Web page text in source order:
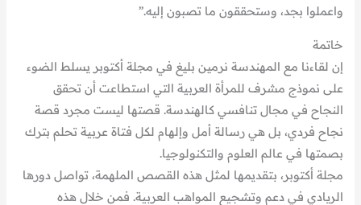
واعملوا بجد، وستحققون ما تصبون إليه.”
خاتمة
إن لقاءنا مع المهندسة نرمين بليغ في مجلة أكتوبر يسلط الضوء
على نموذج مشرف للمرأة العربية التي استطاعت أن تحقق
النجاح في مجال تنافسي كالهندسة. قصتها ليست مجرد قصة
نجاح فردي، بل هي رسالة أمل وإلهام لكل فتاة عربية تحلم بترك
بصمتها في عالم العلوم والتكنولوجيا.
مجلة أكتوبر، بتقديمها لمثل هذه القصص الملهمة، تواصل دورها
الريادي في دعم وتشجيع المواهب العربية. فمن خلال هذه